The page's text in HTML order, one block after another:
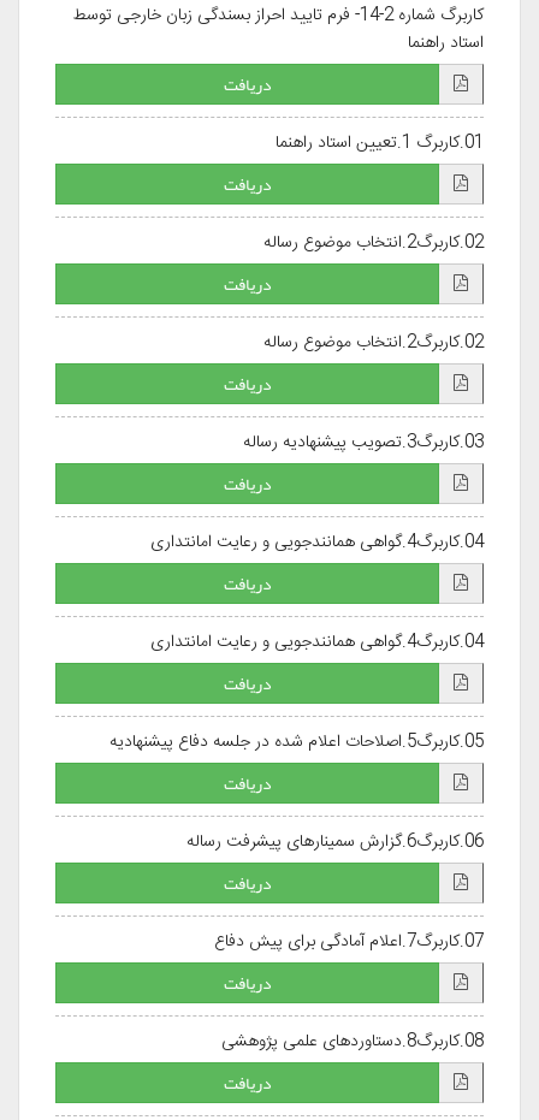
کاربرگ شماره 2-14- فرم تایید احراز بسندگی زبان خارجی توسط
استاد راهنما
دریافت
01.کاربرگ 1.تعیین استاد راهنما
دریافت
02.کاربرگ2.انتخاب موضوع رساله
دریافت
02.کاربرگ2.انتخاب موضوع رساله
دریافت
03.کاربرگ3.تصویب پیشنهادیه رساله
دریافت
04.کاربرگ4.گواهی همانندجویی و رعایت امانتداری
دریافت
04.کاربرگ4.گواهی همانندجویی و رعایت امانتداری
دریافت
05.کاربرگ5.اصلاحات اعلام شده در جلسه دفاع پیشنهادیه
دریافت
06.کاربرگ6.گزارش سمینارهای پیشرفت رساله
دریافت
07.کاربرگ7.اعلام آمادگی برای پیش دفاع
دریافت
08.کاربرگ8.دستاوردهای علمی پژوهشی
دریافت